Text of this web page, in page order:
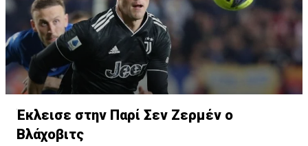
Έκλεισε στην Παρί Σεν Ζερμέν ο
Βλάχοβιτς